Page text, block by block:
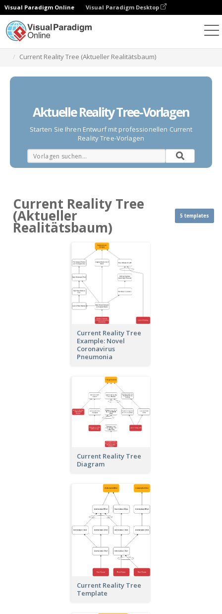
Visual Paradigm Online Visual Paradigm Desktop
Current Reality Tree (Aktueller Realitätsbaum)
Aktuelle Reality Tree-Vorlagen
Starten Sie Ihren Entwurf mit professionellen Current
Reality Tree-Vorlagen
Current Reality Tree
(Aktueller
Realitätsbaum)
5 templates
Current Reality Tree
Example: Novel
Coronavirus
Pneumonia
Current Reality Tree
Diagram
Current Reality Tree
Template